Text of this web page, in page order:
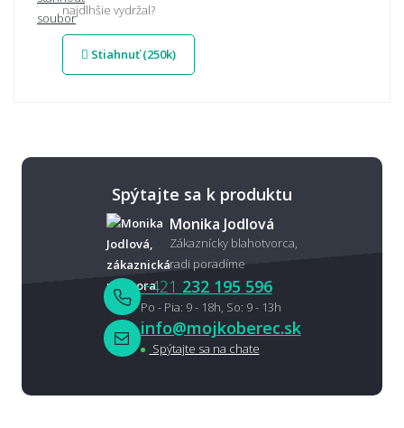
najdlhšie vydržal?
Stiahnuť (250k)
Spýtajte sa k produktu
Monika Jodlová
Zákaznícky blahotvorca,
radi poradíme
+421 232 195 596
Po - Pia: 9 - 18h, So: 9 - 13h
info@mojkoberec.sk
Spýtajte sa na chate